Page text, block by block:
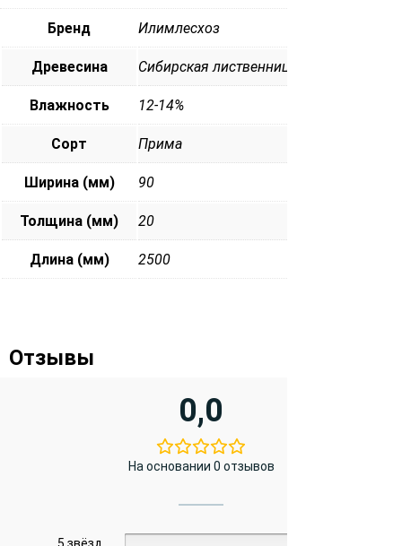
Бренд Илимлесхоз
Древесина Сибирская лиственница
Влажность 12-14%
Сорт Прима
Ширина (мм) 90
Толщина (мм) 20
Длина (мм) 2500
Отзывы
0,0
На основании 0 отзывов
5 звёзд